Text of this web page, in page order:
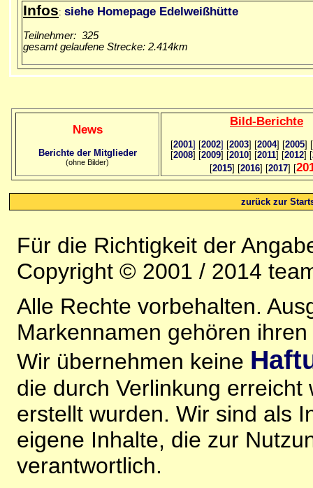
Infos: siehe Homepage Edelweißhütte
Teilnehmer: 325
gesamt gelaufene Strecke: 2.414km
News
Berichte der Mitglieder
(ohne Bilder)
Bild-Berichte
[2001] [2002] [2003] [2004] [2005] [
[2008] [2009] [2010] [2011] [2012] [
[2015] [2016] [2017] [
zurück zur
Für die Richtigkeit der
Copyright © 2001 / 2014
Alle Rechte vorbehalten.
Markennamen gehören
Wir übernehmen keine
die durch Verlinkung
erstellt wurden. Wir sind als
eigene Inhalte, die zur
verantwortlich.